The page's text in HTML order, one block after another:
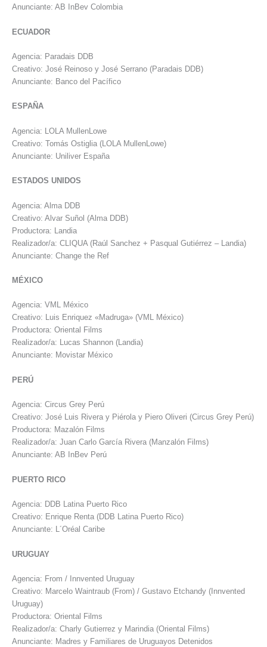
Anunciante: AB InBev Colombia
ECUADOR
Agencia: Paradais DDB
Creativo: José Reinoso y José Serrano (Paradais DDB)
Anunciante: Banco del Pacífico
ESPAÑA
Agencia: LOLA MullenLowe
Creativo: Tomás Ostiglia (LOLA MullenLowe)
Anunciante: Uniliver España
ESTADOS UNIDOS
Agencia: Alma DDB
Creativo: Alvar Suñol (Alma DDB)
Productora: Landia
Realizador/a: CLIQUA (Raúl Sanchez + Pasqual Gutiérrez – Landia)
Anunciante: Change the Ref
MÉXICO
Agencia: VML México
Creativo: Luis Enriquez «Madruga» (VML México)
Productora: Oriental Films
Realizador/a: Lucas Shannon (Landia)
Anunciante: Movistar México
PERÚ
Agencia: Circus Grey Perú
Creativo: José Luis Rivera y Piérola y Piero Oliveri (Circus Grey Perú)
Productora: Mazalón Films
Realizador/a: Juan Carlo García Rivera (Manzalón Films)
Anunciante: AB InBev Perú
PUERTO RICO
Agencia: DDB Latina Puerto Rico
Creativo: Enrique Renta (DDB Latina Puerto Rico)
Anunciante: L´Oréal Caribe
URUGUAY
Agencia: From / Innvented Uruguay
Creativo: Marcelo Waintraub (From) / Gustavo Etchandy (Innvented
Uruguay)
Productora: Oriental Films
Realizador/a: Charly Gutierrez y Marindia (Oriental Films)
Anunciante: Madres y Familiares de Uruguayos Detenidos